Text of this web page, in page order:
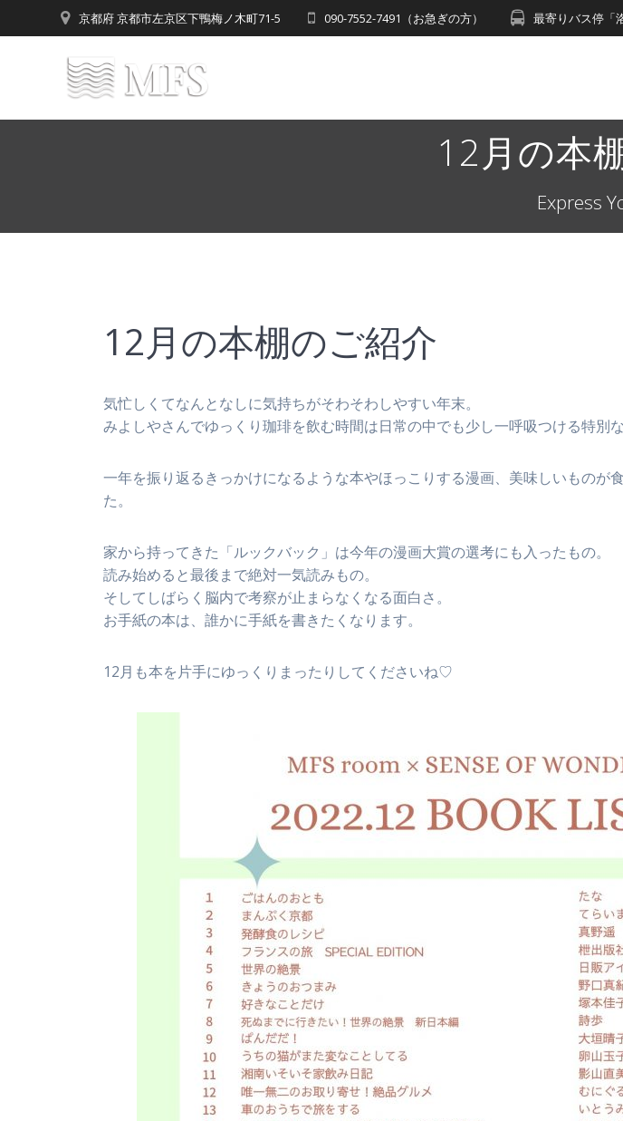
to
京都府 京都市左京区下鴨梅ノ木町71-5 090-7552-7491（お急ぎの方） 最寄りバス停「
12月の本
Express
12月の本棚のご紹介
気忙しくてなんとなしに気持ちがそわそわしやすい年末。
みよしやさんでゆっくり珈琲を飲む時間は日常の中でも少し一呼吸つける特別
一年を振り返るきっかけになるような本やほっこりする漫画、美味しいものが
た。
家から持ってきた「ルックバック」は今年の漫画大賞の選考にも入ったもの。
読み始めると最後まで絶対一気読みもの。
そしてしばらく脳内で考察が止まらなくなる面白さ。
お手紙の本は、誰かに手紙を書きたくなります。
12月も本を片手にゆっくりまったりしてくださいね♡